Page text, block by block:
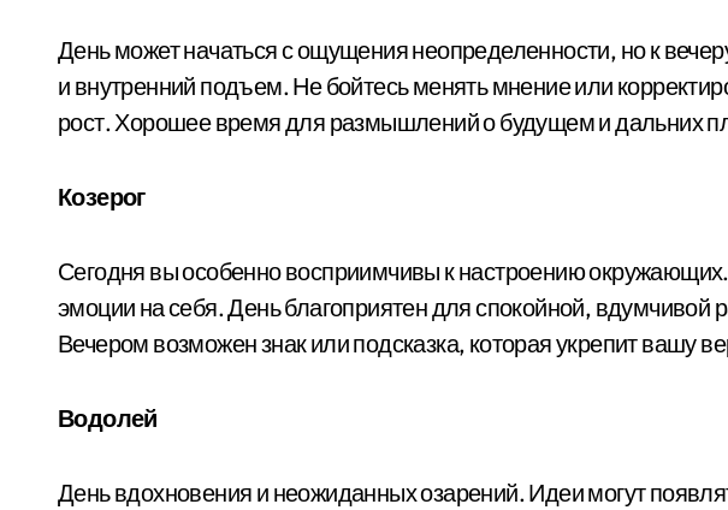
День может начаться с ощущения неопределенности, но к
и внутренний подъем. Не бойтесь менять мнение или
рост. Хорошее время для размышлений о будущем и дальних
Козерог
Сегодня вы особенно восприимчивы к настроению
эмоции на себя. День благоприятен для спокойной, вдумчивой
Вечером возможен знак или подсказка, которая укрепит вашу
Водолей
День вдохновения и неожиданных озарений. Идеи могут